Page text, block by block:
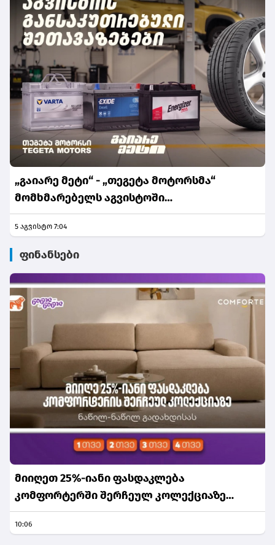
„გაიარე მეტი“ - „თეგეტა მოტორსმა“
მომხმარებელს აგვისტოში
განსაკუთრებული შეთავაზებები მოუმზადა
5 აგვისტო 7:04
ფინანსები
მიიღეთ 25%-იანი ფასდაკლება
კომფორტერში შერჩეულ კოლექციაზე
საქართველოს ნაწილ-ნაწილ გადახდისას
10:06